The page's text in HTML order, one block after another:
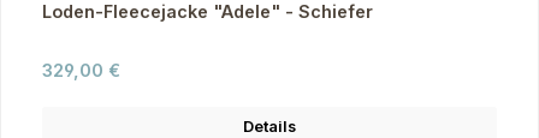
Loden-Fleecejacke "Adele" - Schiefer
Regulärer Preis:
329,00 €
Details